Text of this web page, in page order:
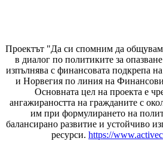
Проектът "Да си спомним да
в диалог по политиките за
изпълнява с финансовата подкрепа
и Норвегия по линия на
Основната цел на проекта е
ангажираността на гражданите с
им при формулирането на
балансирано развитие и устойчиво
ресурси. https://